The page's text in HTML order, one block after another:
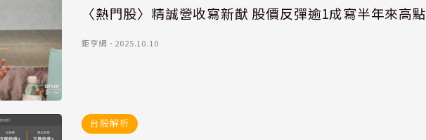
〈熱門股〉精誠營收寫新猷 股價反彈逾1成寫半年來高點
鉅亨網 ． 2025.10.10
台股解析